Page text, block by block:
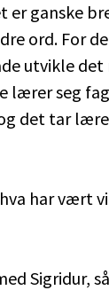
er ganske
ord. For
utvikle
lærer seg
det tar
har vært
Sigridur,